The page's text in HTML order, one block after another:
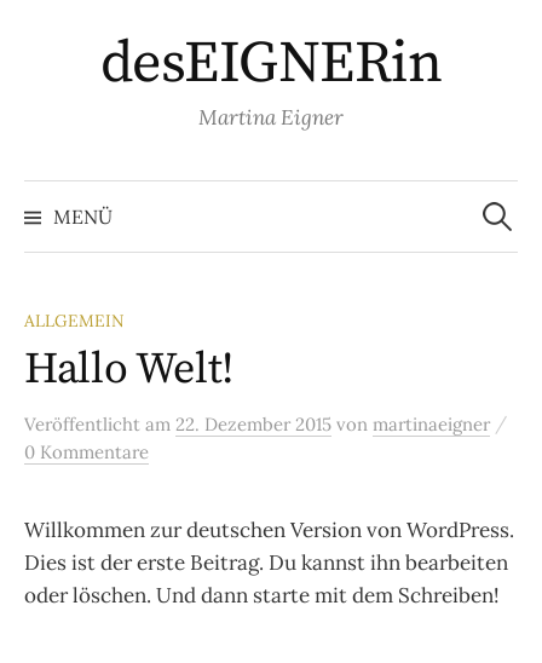
desEIGNERin
Martina Eigner
MENÜ
Suchen
nach:
ALLGEMEIN
Hallo Welt!
Veröffentlicht am 22. Dezember 2015 von martinaeigner /
0 Kommentare
Willkommen zur deutschen Version von WordPress.
Dies ist der erste Beitrag. Du kannst ihn bearbeiten
oder löschen. Und dann starte mit dem Schreiben!